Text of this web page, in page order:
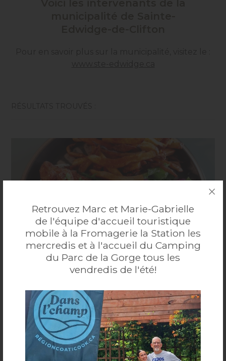
Restaurant Chez Matante
Que ce soit pour du prêt à manger, un service traiteur
ou un délicieux repas en salle à manger, sur notre
magnifique terrasse ou pour emporter, le restaurant
Chez Matante saura vous charmer. Venez déguster une
... Plus
1774 Chem. Tremblay, Sainte-Edwidge, QC J0B 2R0
Retrouvez Marc et Marie-Gabrielle
de l'équipe d'accueil touristique
mobile à la Fromagerie la Station les
mercredis et à l'accueil du Camping
du Parc de la Gorge tous les
vendredis de l'été!